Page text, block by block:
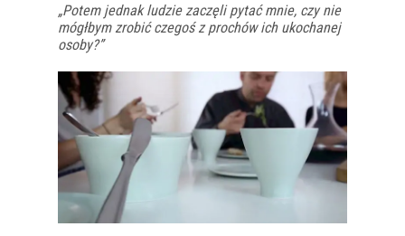
„Potem jednak ludzie zaczęli pytać mnie, czy nie
mógłbym zrobić czegoś z prochów ich ukochanej
osoby?”